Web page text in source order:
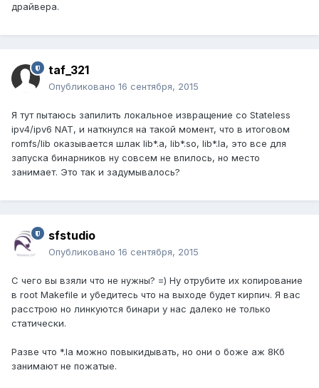
драйвера.
taf_321
Опубликовано 16 сентября, 2015
Я тут пытаюсь запилить локальное извращение со Stateless
ipv4/ipv6 NAT, и наткнулся на такой момент, что в итоговом
romfs/lib оказывается шлак lib*.a, lib*.so, lib*.la, это все для
запуска бинарников ну совсем не впилось, но место
занимает. Это так и задумывалось?
sfstudio
Опубликовано 16 сентября, 2015
С чего вы взяли что не нужны? =) Ну отрубите их копирование
в root Makefile и убедитесь что на выходе будет кирпич. Я вас
расстрою но линкуются бинари у нас далеко не только
статически.
Разве что *.la можно повыкидывать, но они о боже аж 8Кб
занимают не пожатые.